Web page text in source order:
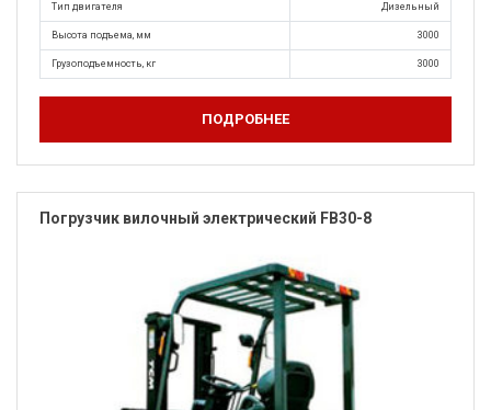
Тип двигателя Дизельный
Высота подъема, мм 3000
Грузоподъемность, кг 3000
ПОДРОБНЕЕ
Погрузчик вилочный электрический FB30-8